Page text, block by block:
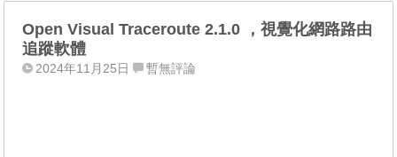
Open Visual Traceroute 2.1.0 ，視覺化網路路由
追蹤軟體
2024年11月25日 暫無評論